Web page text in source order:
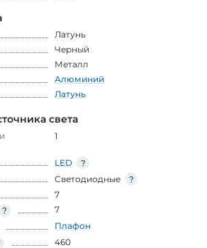
Латунь
Черный
Металл
Алюминий
Латунь
света
1
LED
Светодиодные
7
7
Плафон
460